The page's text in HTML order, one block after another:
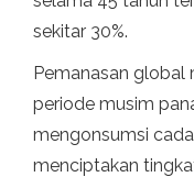
sekitar 30%.
Pemanasan global
periode musim
mengonsumsi
menciptakan